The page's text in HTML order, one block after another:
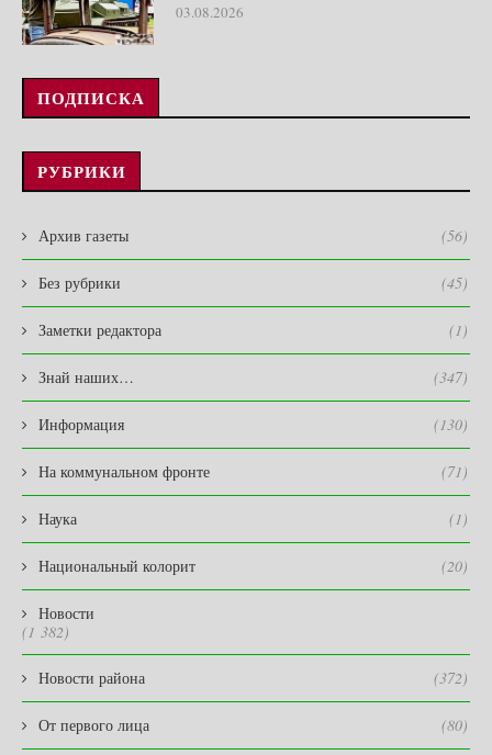
03.08.2026
ПОДПИСКА
РУБРИКИ
Архив газеты (56)
Без рубрики (45)
Заметки редактора (1)
Знай наших… (347)
Информация (130)
На коммунальном фронте (71)
Наука (1)
Национальный колорит (20)
Новости
(1 382)
Новости района (372)
От первого лица (80)